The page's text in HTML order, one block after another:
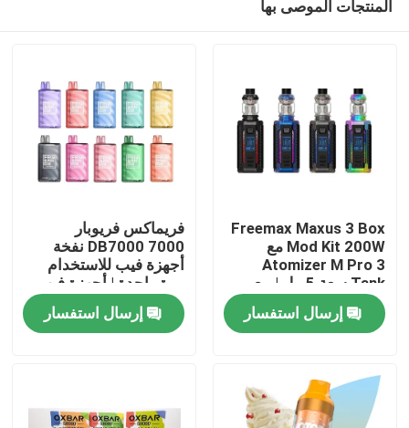
منزل
أشرطة فيديو
المنتجات الموصى بها
Freemax Maxus 3 Box
Mod Kit 200W مع
Atomizer M Pro 3
Tank سعة 5 مل | بيع
بالجملة للفيب
إرسال استفسار
فريماكس فريوبار
DB7000 7000 نفخة
أجهزة فيب للاستخدام
مرة واحدة | أجهزة فيب
للاستخدام مرة واحدة
بالجملةإرسال استفسار